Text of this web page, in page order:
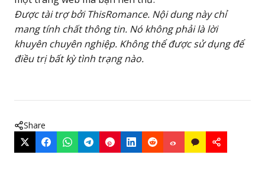
Được tài trợ bởi ThisRomance. Nội dung này chỉ
mang tính chất thông tin. Nó không phải là lời
khuyên chuyên nghiệp. Không thể được sử dụng để
điều trị bất kỳ tình trạng nào.
Share